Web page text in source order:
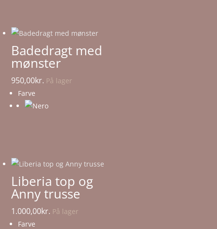
Badedragt med
mønster
950,00kr. På lager
Farve
Liberia top og
Anny trusse
1.000,00kr. På lager
Farve